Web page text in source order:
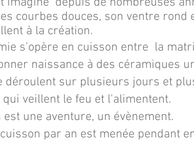
courbes douces, son ventre rond
à la création.
s'opère en cuisson entre la
naissance à des céramiques
déroulent sur plusieurs jours et
veillent le feu et l'alimentent.
est une aventure, un évènement.
par an est menée pendant